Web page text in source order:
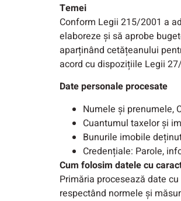
Temei
Conform Legii 215/2001 a
elaboreze şi să aprobe
aparținând cetățeanului
acord cu dispozițiile Legii
Date personale procesate
Numele și prenumele,
Cuantumul taxelor și
Bunurile imobile
Credențiale: Parole,
Cum folosim datele cu
Primăria procesează date
respectând normele și